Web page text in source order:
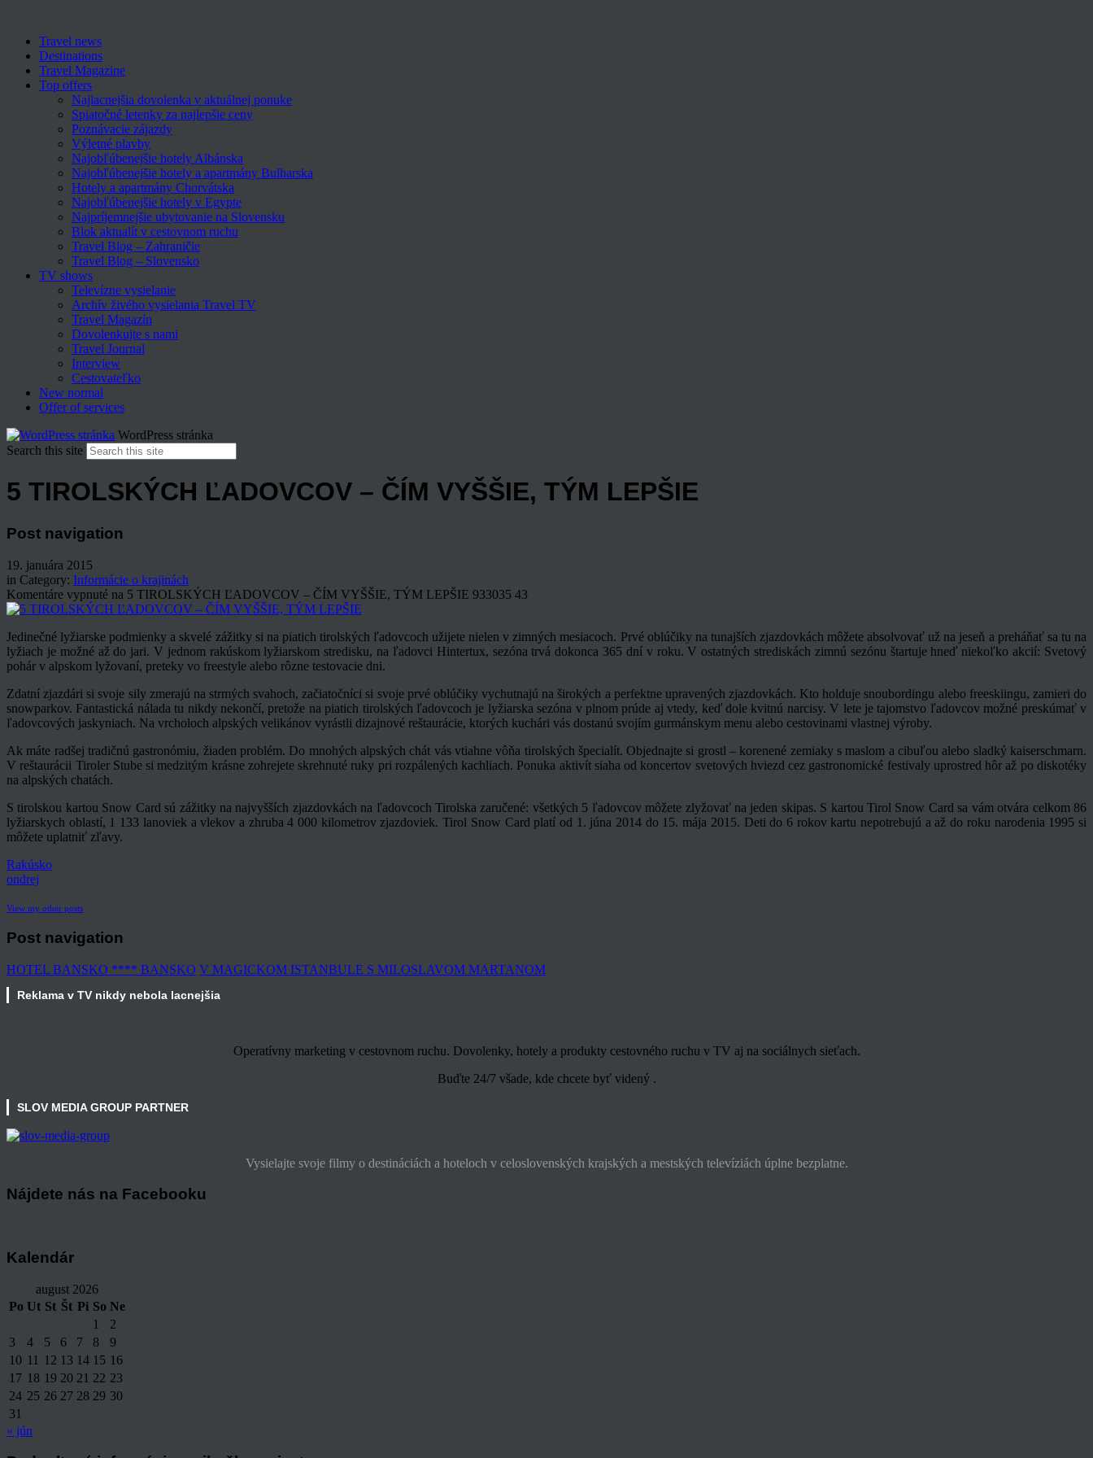
Travel news
Destinations
Travel Magazine
Top offers
Najlacnejšia dovolenka v aktuálnej ponuke
Spiatočné letenky za najlepšie ceny
Poznávacie zájazdy
Výletné plavby
Najobľúbenejšie hotely Albánska
Najobľúbenejšie hotely a apartmány Bulharska
Hotely a apartmány Chorvátska
Najobľúbenejšie hotely v Egypte
Najpríjemnejšie ubytovanie na Slovensku
Blok aktualít v cestovnom ruchu
Travel Blog – Zahraničie
Travel Blog – Slovensko
TV shows
Televízne vysielanie
Archív živého vysielania Travel TV
Travel Magazín
Dovolenkujte s nami
Travel Journal
Interview
Cestovateľko
New normal
Offer of services
WordPress stránka
Search this site
5 TIROLSKÝCH ĽADOVCOV – ČÍM VYŠŠIE, TÝM LEPŠIE
Post navigation
19. januára 2015
in Category: Informácie o krajinách
Komentáre vypnuté na 5 TIROLSKÝCH ĽADOVCOV – ČÍM VYŠŠIE, TÝM LEPŠIE 933035 43
Jedinečné lyžiarske podmienky a skvelé zážitky si na piatich tirolských ľadovcoch užijete nielen v zimných mesiacoch. Prvé oblúčiky na tunajších zjazdovkách môžete absolvovať už na jeseň a preháňať sa tu na
lyžiach je možné až do jari. V jednom rakúskom lyžiarskom stredisku, na ľadovci Hintertux, sezóna trvá dokonca 365 dní v roku. V ostatných strediskách zimnú sezónu štartuje hneď niekoľko akcií: Svetový
pohár v alpskom lyžovaní, preteky vo freestyle alebo rôzne testovacie dni.
Zdatní zjazdári si svoje sily zmerajú na strmých svahoch, začiatočníci si svoje prvé oblúčiky vychutnajú na širokých a perfektne upravených zjazdovkách. Kto holduje snoubordingu alebo freeskiingu, zamieri do
snowparkov. Fantastická nálada tu nikdy nekončí, pretože na piatich tirolských ľadovcoch je lyžiarska sezóna v plnom prúde aj vtedy, keď dole kvitnú narcisy. V lete je tajomstvo ľadovcov možné preskúmať v
ľadovcových jaskyniach. Na vrcholoch alpských velikánov vyrástli dizajnové reštaurácie, ktorých kuchári vás dostanú svojím gurmánskym menu alebo cestovinami vlastnej výroby.
Ak máte radšej tradičnú gastronómiu, žiaden problém. Do mnohých alpských chát vás vtiahne vôňa tirolských špecialít. Objednajte si grostl – korenené zemiaky s maslom a cibuľou alebo sladký kaiserschmarn.
V reštaurácii Tiroler Stube si medzitým krásne zohrejete skrehnuté ruky pri rozpálených kachliach. Ponuka aktivít siaha od koncertov svetových hviezd cez gastronomické festivaly uprostred hôr až po diskotéky
na alpských chatách.
S tirolskou kartou Snow Card sú zážitky na najvyšších zjazdovkách na ľadovcoch Tirolska zaručené: všetkých 5 ľadovcov môžete zlyžovať na jeden skipas. S kartou Tirol Snow Card sa vám otvára celkom 86
lyžiarskych oblastí, 1 133 lanoviek a vlekov a zhruba 4 000 kilometrov zjazdoviek. Tirol Snow Card platí od 1. júna 2014 do 15. mája 2015. Deti do 6 rokov kartu nepotrebujú a až do roku narodenia 1995 si
môžete uplatniť zľavy.
Rakúsko
ondrej
View my other posts
Post navigation
HOTEL BANSKO **** BANSKO V MAGICKOM ISTANBULE S MILOSLAVOM MARTANOM
Reklama v TV nikdy nebola lacnejšia
Operatívny marketing v cestovnom ruchu. Dovolenky, hotely a produkty cestovného ruchu v TV aj na sociálnych sieťach.
Buďte 24/7 všade, kde chcete byť videný .
SLOV MEDIA GROUP PARTNER
Vysielajte svoje filmy o destináciách a hoteloch v celoslovenských krajských a mestských televíziách úplne bezplatne.
Nájdete nás na Facebooku
Kalendár
august 2026
Po Ut St Št Pi So Ne
1
2
3
4 5 6 7 8
9
10 11 12 13 14 15 16
17 18 19 20 21 22 23
24 25 26 27 28 29 30
31
« jún